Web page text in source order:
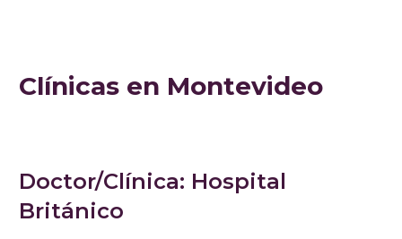
Clínicas en Montevideo
Doctor/Clínica: Hospital
Británico